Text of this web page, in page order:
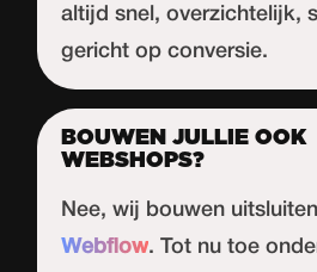
altijd snel, overzichtelijk,
gericht op conversie.
BOUWEN JULLIE OOK
WEBSHOPS?
Nee, wij bouwen
Webflow. Tot nu toe